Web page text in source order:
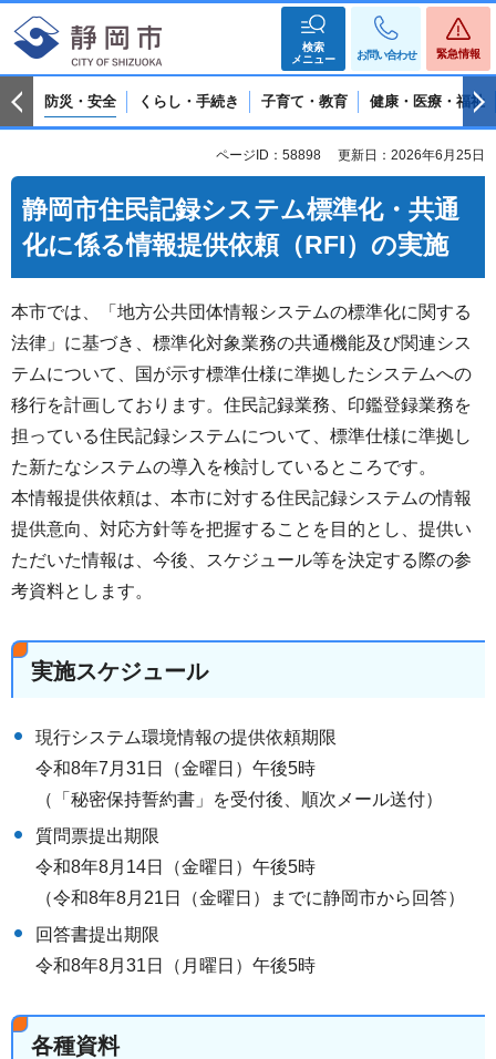
検索
メニュー
お問い合わせ 緊急情報
防災・安全 くらし・手続き 子育て・教育 健康・医療・福祉
ページID：58898 更新日：2026年6月25日
静岡市住民記録システム標準化・共通
化に係る情報提供依頼（RFI）の実施
本市では、「地方公共団体情報システムの標準化に関する
法律」に基づき、標準化対象業務の共通機能及び関連シス
テムについて、国が示す標準仕様に準拠したシステムへの
移行を計画しております。住民記録業務、印鑑登録業務を
担っている住民記録システムについて、標準仕様に準拠し
た新たなシステムの導入を検討しているところです。
本情報提供依頼は、本市に対する住民記録システムの情報
提供意向、対応方針等を把握することを目的とし、提供い
ただいた情報は、今後、スケジュール等を決定する際の参
考資料とします。
実施スケジュール
現行システム環境情報の提供依頼期限
令和8年7月31日（金曜日）午後5時
（「秘密保持誓約書」を受付後、順次メール送付）
質問票提出期限
令和8年8月14日（金曜日）午後5時
（令和8年8月21日（金曜日）までに静岡市から回答）
回答書提出期限
令和8年8月31日（月曜日）午後5時
各種資料